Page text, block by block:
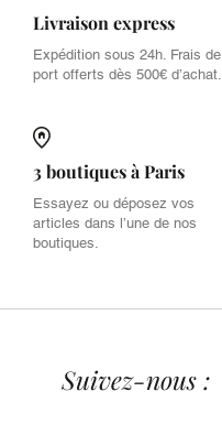
Livraison express
Expédition sous 24h. Frais de
port offerts dès 500€ d’achat.
3 boutiques à Paris
Essayez ou déposez vos
articles dans l’une de nos
boutiques.
Suivez-nous :